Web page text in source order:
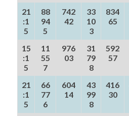
21
:1
5
88
94
5
742
42
33
10
3
834
65
15
:1
5
11
55
7
976
03
31
79
8
592
57
21
:1
5
66
77
6
604
14
43
99
8
416
30